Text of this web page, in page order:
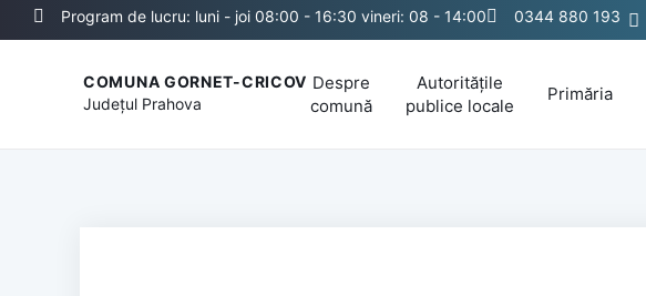
Program de lucru: luni - joi 08:00 - 16:30 vineri: 08 - 14:00 0344 880 193
COMUNA GORNET-CRICOV
Județul Prahova
Despre
comună
Autoritățile
publice locale
Primăria